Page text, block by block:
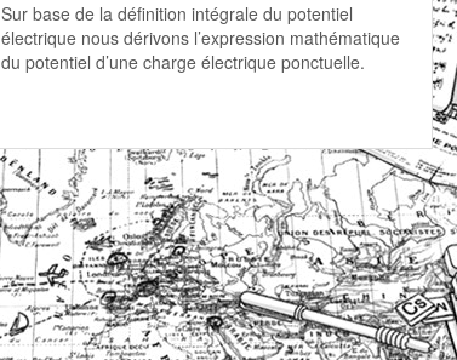
Sur base de la définition intégrale du potentiel
électrique nous dérivons l’expression mathématique
du potentiel d’une charge électrique ponctuelle.